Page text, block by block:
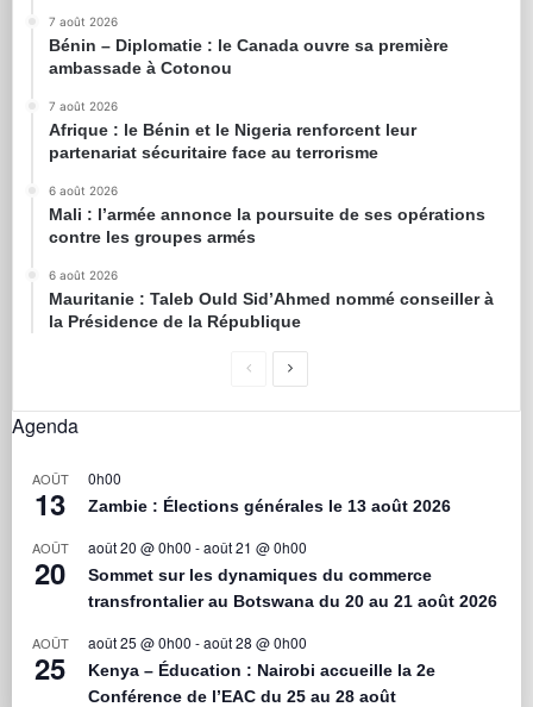
7 août 2026
Bénin – Diplomatie : le Canada ouvre sa première
ambassade à Cotonou
7 août 2026
Afrique : le Bénin et le Nigeria renforcent leur
partenariat sécuritaire face au terrorisme
6 août 2026
Mali : l’armée annonce la poursuite de ses opérations
contre les groupes armés
6 août 2026
Mauritanie : Taleb Ould Sid’Ahmed nommé conseiller à
la Présidence de la République
Agenda
AOÛT
13
0h00
Zambie : Élections générales le 13 août 2026
AOÛT
20
août 20 @ 0h00 -août 21 @ 0h00
Sommet sur les dynamiques du commerce
transfrontalier au Botswana du 20 au 21 août 2026
AOÛT
25
août 25 @ 0h00 -août 28 @ 0h00
Kenya – Éducation : Nairobi accueille la 2e
Conférence de l’EAC du 25 au 28 août